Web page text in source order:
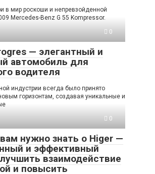
в мир роскоши и непревзойденной
Mercedes-Benz G 55 Kompressor.
0
— элегантный и
автомобиль для
водителя
индустрии всегда было принято
горизонтам, создавая уникальные и
0
нужно знать о Higer —
и эффективный
взаимодействие
и повысить